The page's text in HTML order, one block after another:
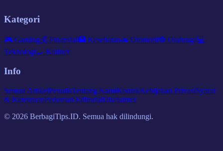
Kategori
🎮 Gaming💰 Finansial🏥 Kesehatan🚗 Otomotif⚽ Olahraga💻
Teknologi🍳 Kuliner
Info
Semua ArtikelPenulisTentang KamiKontakKebijakan PrivasiSyarat
& KetentuanPedoman EditorialDisclaimer
© 2026 BerbagiTips.ID. Semua hak dilindungi.